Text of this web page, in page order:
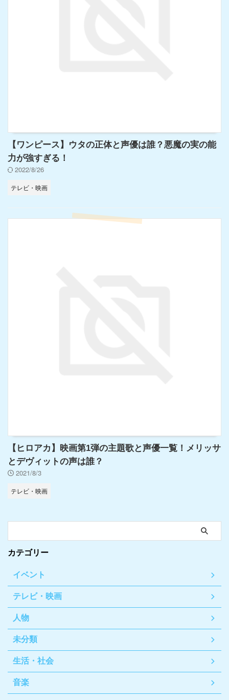
【ワンピース】ウタの正体と声優は誰？悪魔の実の能
力が強すぎる！
2022/8/26
テレビ・映画
【ヒロアカ】映画第1弾の主題歌と声優一覧！メリッサ
とデヴィットの声は誰？
2021/8/3
テレビ・映画
カテゴリー
イベント
テレビ・映画
人物
未分類
生活・社会
音楽